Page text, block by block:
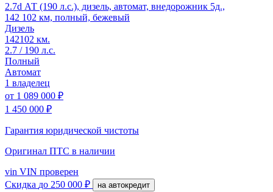
2.7d АТ (190 л.с.), дизель, автомат, внедорожник 5д.,
142 102 км, полный, бежевый
Дизель
142102 км.
2.7 / 190 л.с.
Полный
Автомат
1 владелец
от 1 089 000 ₽
1 450 000 ₽
Гарантия юридической чистоты
Оригинал ПТС в наличии
vin VIN проверен
Скидка до 250 000 ₽ на автокредит